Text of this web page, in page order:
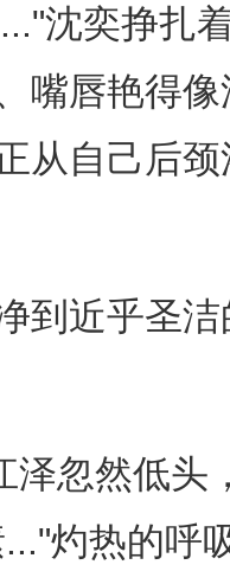
沈奕挣扎
嘴唇艳得
从自己后
近乎圣洁
忽然低头
灼热的呼